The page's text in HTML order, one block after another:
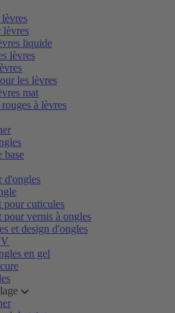
lèvres
liquide
lèvres
les lèvres
mat
à lèvres
base
d'ongles
pour cuticules
pour vernis à ongles
et design d'ongles
en gel